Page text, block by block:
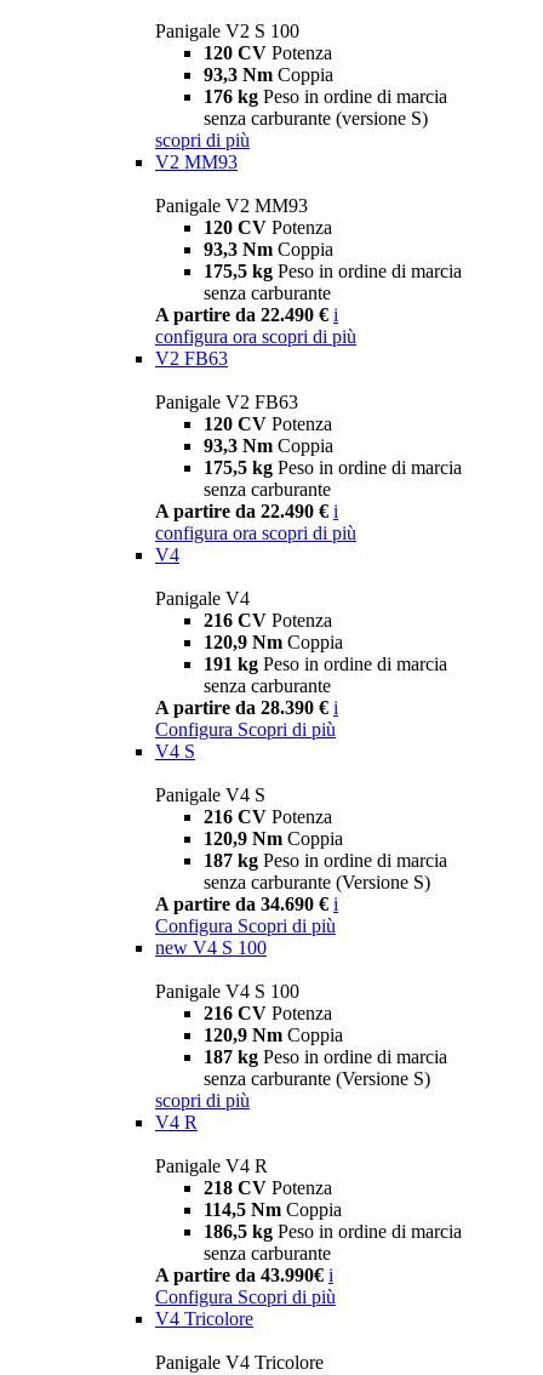
Panigale V2 S 100
120 CV Potenza
93,3 Nm Coppia
176 kg Peso in ordine di marcia
senza carburante (versione S)
scopri di più
V2 MM93
Panigale V2 MM93
120 CV Potenza
93,3 Nm Coppia
175,5 kg Peso in ordine di marcia
senza carburante
A partire da 22.490 € i
configura ora scopri di più
V2 FB63
Panigale V2 FB63
120 CV Potenza
93,3 Nm Coppia
175,5 kg Peso in ordine di marcia
senza carburante
A partire da 22.490 € i
configura ora scopri di più
V4
Panigale V4
216 CV Potenza
120,9 Nm Coppia
191 kg Peso in ordine di marcia
senza carburante
A partire da 28.390 € i
Configura Scopri di più
V4 S
Panigale V4 S
216 CV Potenza
120,9 Nm Coppia
187 kg Peso in ordine di marcia
senza carburante (Versione S)
A partire da 34.690 € i
Configura Scopri di più
new V4 S 100
Panigale V4 S 100
216 CV Potenza
120,9 Nm Coppia
187 kg Peso in ordine di marcia
senza carburante (Versione S)
scopri di più
V4 R
Panigale V4 R
218 CV Potenza
114,5 Nm Coppia
186,5 kg Peso in ordine di marcia
senza carburante
A partire da 43.990€ i
Configura Scopri di più
V4 Tricolore
Panigale V4 Tricolore